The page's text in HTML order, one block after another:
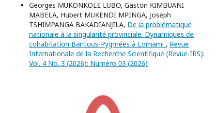
Georges MUKONKOLE LUBO, Gaston KIMBUANI
MABELA, Hubert MUKENDI MPINGA, Joseph
TSHIMPANGA BAKADIANJILA, De la problématique
nationale à la singularité provinciale: Dynamiques de
cohabitation Bantous-Pygmées à Lomami , Revue
Internationale de la Recherche Scientifique (Revue-IRS):
Vol. 4 No. 3 (2026): Numéro 03 (2026)